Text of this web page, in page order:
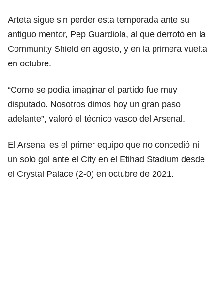
Arteta sigue sin perder esta temporada ante su
antiguo mentor, Pep Guardiola, al que derrotó en la
Community Shield en agosto, y en la primera vuelta
en octubre.
“Como se podía imaginar el partido fue muy
disputado. Nosotros dimos hoy un gran paso
adelante”, valoró el técnico vasco del Arsenal.
El Arsenal es el primer equipo que no concedió ni
un solo gol ante el City en el Etihad Stadium desde
el Crystal Palace (2-0) en octubre de 2021.